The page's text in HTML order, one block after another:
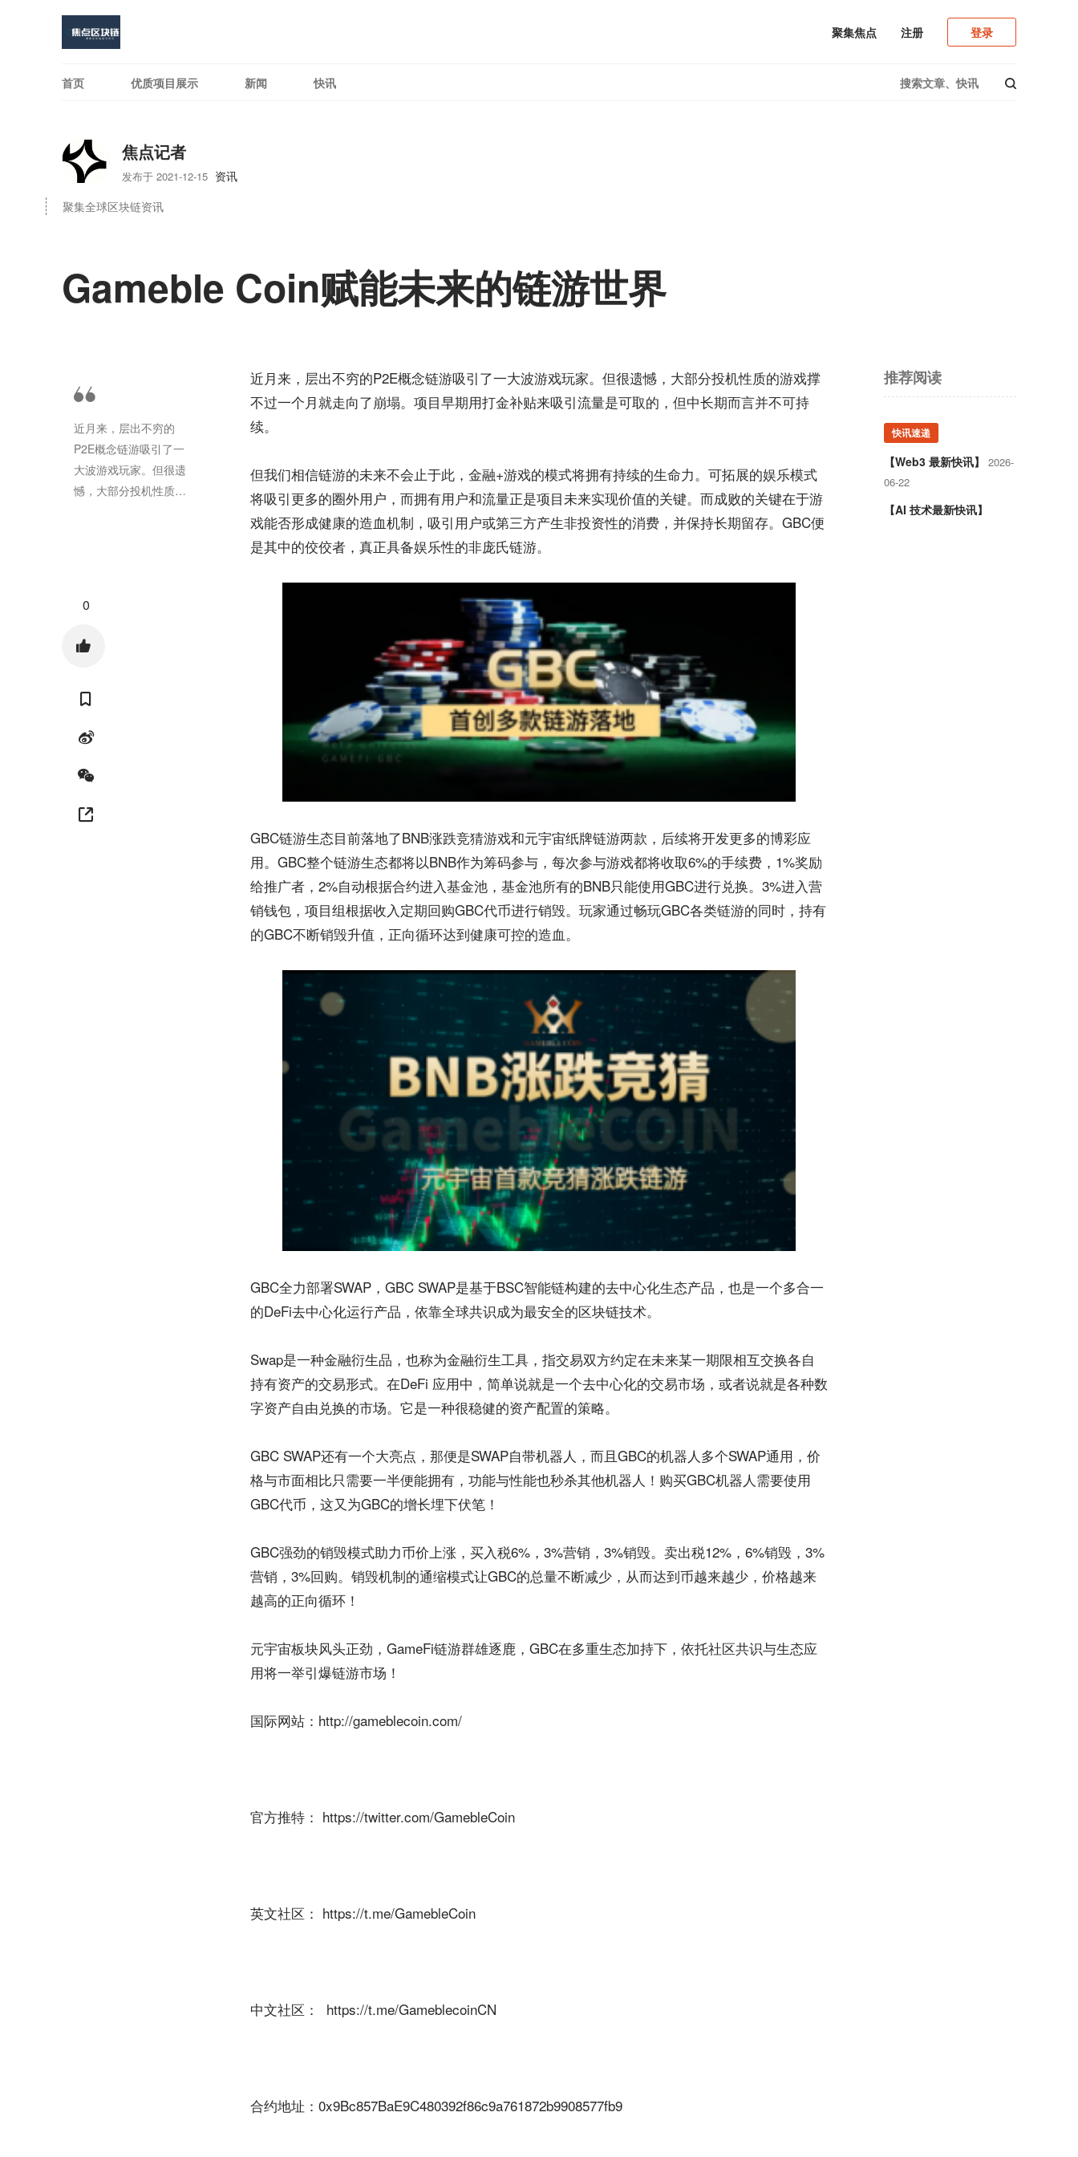
聚集焦点 注册 登录
首页 优质项目展示 新闻 快讯
焦点记者
发布于 2021-12-15 资讯
聚集全球区块链资讯
Gameble Coin赋能未来的链游世界
近月来，层出不穷的
P2E概念链游吸引了一
大波游戏玩家。但很遗
憾，大部分投机性质的
0
近月来，层出不穷的P2E概念链游吸引了一大波游戏玩家。但很遗憾，大部分投机性质的游戏撑
不过一个月就走向了崩塌。项目早期用打金补贴来吸引流量是可取的，但中长期而言并不可持
续。
但我们相信链游的未来不会止于此，金融+游戏的模式将拥有持续的生命力。可拓展的娱乐模式
将吸引更多的圈外用户，而拥有用户和流量正是项目未来实现价值的关键。而成败的关键在于游
戏能否形成健康的造血机制，吸引用户或第三方产生非投资性的消费，并保持长期留存。GBC便
是其中的佼佼者，真正具备娱乐性的非庞氏链游。
GBC链游生态目前落地了BNB涨跌竞猜游戏和元宇宙纸牌链游两款，后续将开发更多的博彩应
用。GBC整个链游生态都将以BNB作为筹码参与，每次参与游戏都将收取6%的手续费，1%奖励
给推广者，2%自动根据合约进入基金池，基金池所有的BNB只能使用GBC进行兑换。3%进入营
销钱包，项目组根据收入定期回购GBC代币进行销毁。玩家通过畅玩GBC各类链游的同时，持有
的GBC不断销毁升值，正向循环达到健康可控的造血。
GBC全力部署SWAP，GBC SWAP是基于BSC智能链构建的去中心化生态产品，也是一个多合一
的DeFi去中心化运行产品，依靠全球共识成为最安全的区块链技术。
Swap是一种金融衍生品，也称为金融衍生工具，指交易双方约定在未来某一期限相互交换各自
持有资产的交易形式。在DeFi 应用中，简单说就是一个去中心化的交易市场，或者说就是各种数
字资产自由兑换的市场。它是一种很稳健的资产配置的策略。
GBC SWAP还有一个大亮点，那便是SWAP自带机器人，而且GBC的机器人多个SWAP通用，价
格与市面相比只需要一半便能拥有，功能与性能也秒杀其他机器人！购买GBC机器人需要使用
GBC代币，这又为GBC的增长埋下伏笔！
GBC强劲的销毁模式助力币价上涨，买入税6%，3%营销，3%销毁。卖出税12%，6%销毁，3%
营销，3%回购。销毁机制的通缩模式让GBC的总量不断减少，从而达到币越来越少，价格越来
越高的正向循环！
元宇宙板块风头正劲，GameFi链游群雄逐鹿，GBC在多重生态加持下，依托社区共识与生态应
用将一举引爆链游市场！
国际网站：http://gameblecoin.com/
官方推特： https://twitter.com/GamebleCoin
英文社区： https://t.me/GamebleCoin
中文社区： https://t.me/GameblecoinCN
合约地址：0x9Bc857BaE9C480392f86c9a761872b9908577fb9
推荐阅读
快讯速递
【Web3 最新快讯】
2026-
06-22
【AI 技术最新快讯】